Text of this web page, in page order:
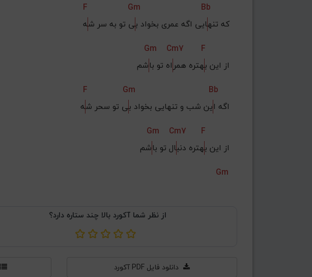
F
Gm
Bb
که تنهایی اگه عمری بخواد بی تو به سر شه
Gm
Cm7
F
از این بهتره همراه تو باشم
F
Gm
Bb
اگه این شب و تنهایی بخواد بی تو سحر شه
Gm
Cm7
F
از این بهتره دنبال تو باشم
Gm
از نظر شما آکورد بالا چند ستاره دارد؟